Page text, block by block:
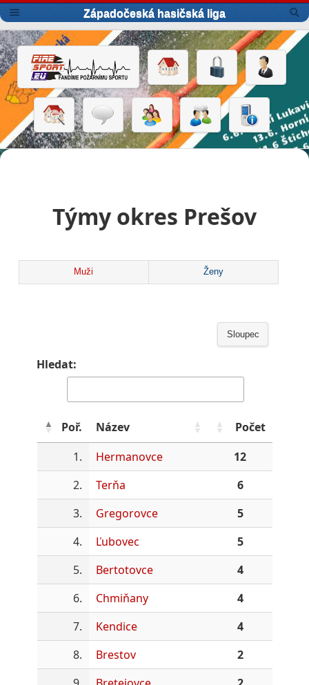
Západočeská hasičská liga
Týmy okres Prešov
Muži Ženy
Sloupec
Hledat:
Poř. Název
Počet
1.
Hermanovce
12
2.
Terňa
6
3.
Gregorovce
5
4.
Ľubovec
5
5.
Bertotovce
4
6.
Chmiňany
4
7.
Kendice
4
8.
Brestov
2